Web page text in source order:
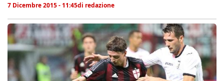
7 Dicembre 2015 - 11:45di redazione